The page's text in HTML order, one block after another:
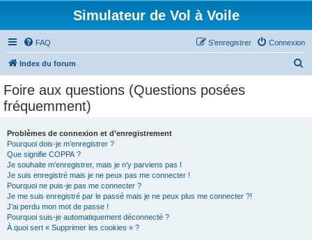
Simulateur de Vol à Voile
FAQ Connexion
S’enregistrer
Index du forum
Foire aux questions (Questions posées
fréquemment)
Problèmes de connexion et d’enregistrement
Pourquoi dois-je m’enregistrer ?
Que signifie COPPA ?
Je souhaite m’enregistrer, mais je n’y parviens pas !
Je suis enregistré mais je ne peux pas me connecter !
Pourquoi ne puis-je pas me connecter ?
Je me suis enregistré par le passé mais je ne peux plus me connecter ?!
J’ai perdu mon mot de passe !
Pourquoi suis-je automatiquement déconnecté ?
À quoi sert « Supprimer les cookies » ?